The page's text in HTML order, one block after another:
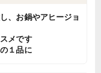
、お鍋やアヒージョ
メです
１品に